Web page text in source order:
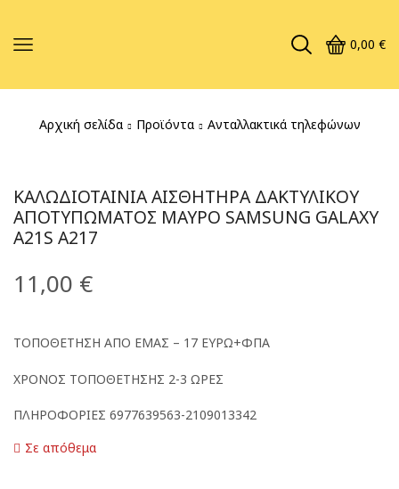
0,00 €
Αρχική σελίδα Προϊόντα Ανταλλακτικά τηλεφώνων
ΚΑΛΩΔΙΟΤΑΙΝΊΑ ΑΙΣΘΗΤΉΡΑ ΔΑΚΤΥΛΙΚΟΎ
ΑΠΟΤΥΠΏΜΑΤΟΣ ΜΑΎΡΟ SAMSUNG GALAXY
A21S A217
11,00 €
ΤΟΠΟΘΕΤΗΣΗ ΑΠΟ ΕΜΑΣ – 17 ΕΥΡΩ+ΦΠΑ
ΧΡΟΝΟΣ ΤΟΠΟΘΕΤΗΣΗΣ 2-3 ΩΡΕΣ
ΠΛΗΡΟΦΟΡΙΕΣ 6977639563-2109013342
Σε απόθεμα